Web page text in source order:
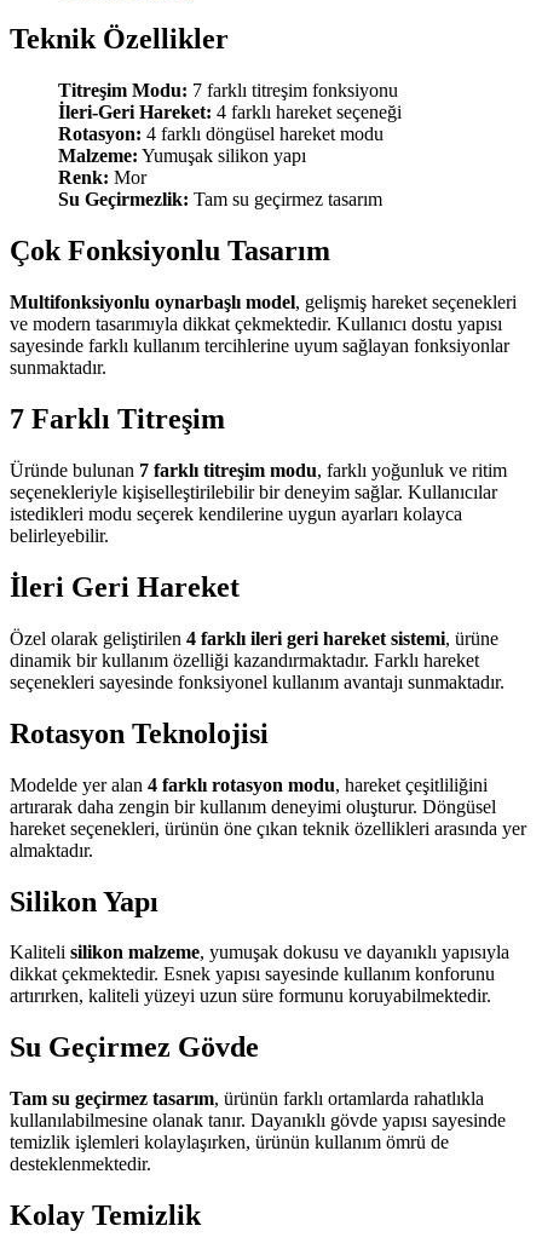
Teknik Özellikler
Titreşim Modu: 7 farklı titreşim fonksiyonu
İleri-Geri Hareket: 4 farklı hareket seçeneği
Rotasyon: 4 farklı döngüsel hareket modu
Malzeme: Yumuşak silikon yapı
Renk: Mor
Su Geçirmezlik: Tam su geçirmez tasarım
Çok Fonksiyonlu Tasarım
Multifonksiyonlu oynarbaşlı model, gelişmiş hareket seçenekleri
ve modern tasarımıyla dikkat çekmektedir. Kullanıcı dostu yapısı
sayesinde farklı kullanım tercihlerine uyum sağlayan fonksiyonlar
sunmaktadır.
7 Farklı Titreşim
Üründe bulunan 7 farklı titreşim modu, farklı yoğunluk ve ritim
seçenekleriyle kişiselleştirilebilir bir deneyim sağlar. Kullanıcılar
istedikleri modu seçerek kendilerine uygun ayarları kolayca
belirleyebilir.
İleri Geri Hareket
Özel olarak geliştirilen 4 farklı ileri geri hareket sistemi, ürüne
dinamik bir kullanım özelliği kazandırmaktadır. Farklı hareket
seçenekleri sayesinde fonksiyonel kullanım avantajı sunmaktadır.
Rotasyon Teknolojisi
Modelde yer alan 4 farklı rotasyon modu, hareket çeşitliliğini
artırarak daha zengin bir kullanım deneyimi oluşturur. Döngüsel
hareket seçenekleri, ürünün öne çıkan teknik özellikleri arasında yer
almaktadır.
Silikon Yapı
Kaliteli silikon malzeme, yumuşak dokusu ve dayanıklı yapısıyla
dikkat çekmektedir. Esnek yapısı sayesinde kullanım konforunu
artırırken, kaliteli yüzeyi uzun süre formunu koruyabilmektedir.
Su Geçirmez Gövde
Tam su geçirmez tasarım, ürünün farklı ortamlarda rahatlıkla
kullanılabilmesine olanak tanır. Dayanıklı gövde yapısı sayesinde
temizlik işlemleri kolaylaşırken, ürünün kullanım ömrü de
desteklenmektedir.
Kolay Temizlik